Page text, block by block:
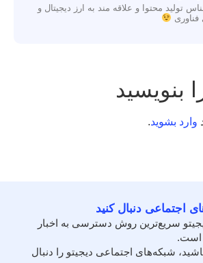
تولید محتوا و علاقه مند به ارز دیجیتال و
فناوری
بنویسید
وارد بشوید.
اجتماعی دنبال کنید
سریع‌ترین روش دسترسی به اخبار
است.
شبکه‌های اجتماعی دیجیتو را دنبال